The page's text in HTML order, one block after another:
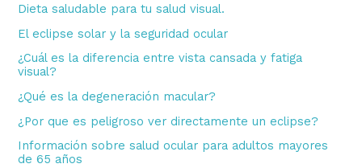
:Dieta saludable para tu salud visual.
El eclipse solar y la seguridad ocular
¿Cuál es la diferencia entre vista cansada y fatiga
visual?
¿Qué es la degeneración macular?
¿Por que es peligroso ver directamente un eclipse?
Información sobre salud ocular para adultos mayores
de 65 años